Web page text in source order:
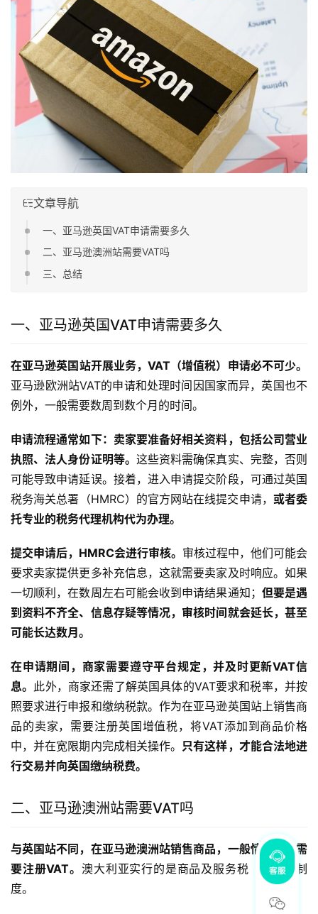
文章导航
一、亚马逊英国VAT申请需要多久
二、亚马逊澳洲站需要VAT吗
三、总结
一、亚马逊英国VAT申请需要多久
在亚马逊英国站开展业务，VAT（增值税）申请必不可少。
亚马逊欧洲站VAT的申请和处理时间因国家而异，英国也不
例外，一般需要数周到数个月的时间。
申请流程通常如下：卖家要准备好相关资料，包括公司营业
执照、法人身份证明等。 这些资料需确保真实、完整，否则
可能导致申请延误。接着，进入申请提交阶段，可通过英国
税务海关总署（HMRC）的官方网站在线提交申请， 或者委
托专业的税务代理机构代为办理。
提交申请后，HMRC会进行审核。 审核过程中，他们可能会
要求卖家提供更多补充信息，这就需要卖家及时响应。如果
一切顺利，在数周左右可能会收到申请结果通知； 但要是遇
到资料不齐全、信息存疑等情况，审核时间就会延长，甚至
可能长达数月。
在申请期间，商家需要遵守平台规定，并及时更新VAT信
息。 此外，商家还需了解英国具体的VAT要求和税率，并按
照要求进行申报和缴纳税款。作为在亚马逊英国站上销售商
品的卖家，需要注册英国增值税，将VAT添加到商品价格
中，并在宽限期内完成相关操作。 只有这样，才能合法地进
行交易并向英国缴纳税费。
二、亚马逊澳洲站需要VAT吗
与英国站不同，在亚马逊澳洲站销售商品，一般情况下不需
要注册VAT。澳大利亚实行的是商品及服务税（GST）制
度。